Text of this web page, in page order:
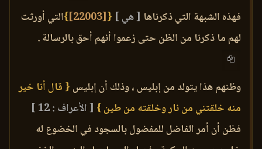
فهذه الشبهة التي ذكرناها [ هي ] {
[22003]
}التي أورثت
لهم ما ذكرنا من الظن حتى زعموا أنهم أحق بالرسالة .
وظنهم هذا يتولد من إبليس ، وذلك أن إبليس { قال أنا خير
منه خلقتني من نار وخلقته من طين } [ الأعراف : 12 ]
فظن أن أمر الفاضل للمفضول بالسجود في الخضوع له